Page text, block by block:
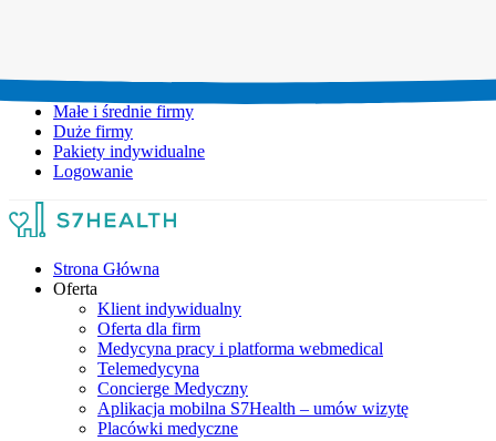
Małe i średnie firmy
Duże firmy
Pakiety indywidualne
Logowanie
Strona Główna
Oferta
Klient indywidualny
Oferta dla firm
Medycyna pracy i platforma webmedical
Telemedycyna
Concierge Medyczny
Aplikacja mobilna S7Health – umów wizytę
Placówki medyczne